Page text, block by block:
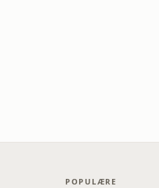
POPULÆRE